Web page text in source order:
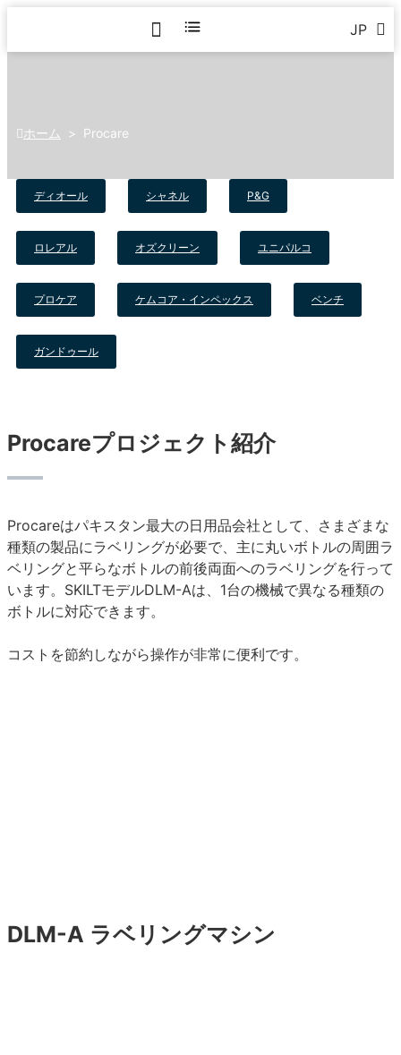
JP
ホーム > Procare
ディオール シャネル P&G
ロレアル オズクリーン ユニパルコ
プロケア ケムコア・インペックス ベンチ
ガンドゥール
Procareプロジェクト紹介
Procareはパキスタン最大の日用品会社として、さまざまな
種類の製品にラベリングが必要で、主に丸いボトルの周囲ラ
ベリングと平らなボトルの前後両面へのラベリングを行って
います。SKILTモデルDLM-Aは、1台の機械で異なる種類の
ボトルに対応できます。
コストを節約しながら操作が非常に便利です。
DLM-A ラベリングマシン